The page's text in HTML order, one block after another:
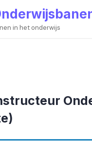
in het onderwijs